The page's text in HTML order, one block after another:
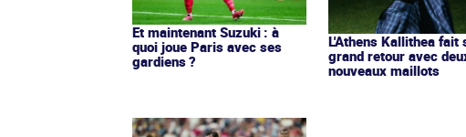
Et maintenant Suzuki : à
quoi joue Paris avec ses
gardiens ?
L'Athens Kallithea fait
grand retour avec
nouveaux maillots